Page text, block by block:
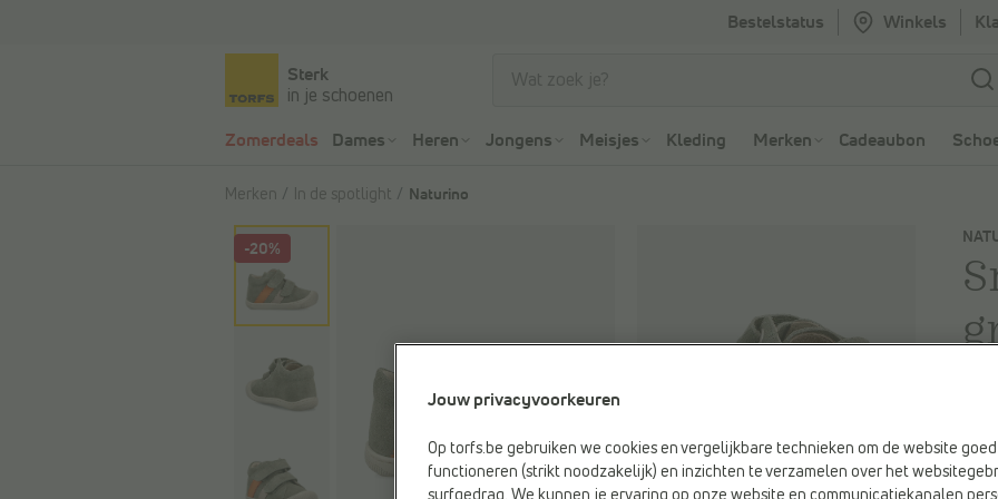
Bestelstatus Winkels
Sterk
in je schoenen
Zomerdeals Dames Heren Jongens Meisjes Kleding Merken Cadeaubon
Merken In de spotlight Naturino
-20%
Je
€
Jouw privacyvoorkeuren
Op torfs.be gebruiken we cookies en vergelijkbare technieken om de website
functioneren (strikt noodzakelijk) en inzichten te verzamelen over het
surfgedrag. We kunnen je ervaring op onze website en communicatiekanalen